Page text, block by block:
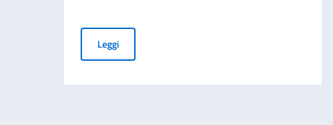
LeggiMARINA MILITARE: NAVE ETNA IN SOSTA A DUBLINO